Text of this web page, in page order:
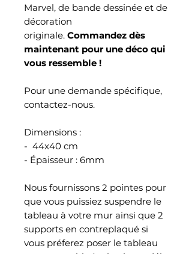
Marvel, de bande dessinée et de
décoration
originale. Commandez dès
maintenant pour une déco qui
vous ressemble !
Pour une demande spécifique,
contactez-nous.
Dimensions :
- 44x40 cm
- Épaisseur : 6mm
Nous fournissons 2 pointes pour
que vous puissiez suspendre le
tableau à votre mur ainsi que 2
supports en contreplaqué si
vous préferez poser le tableau